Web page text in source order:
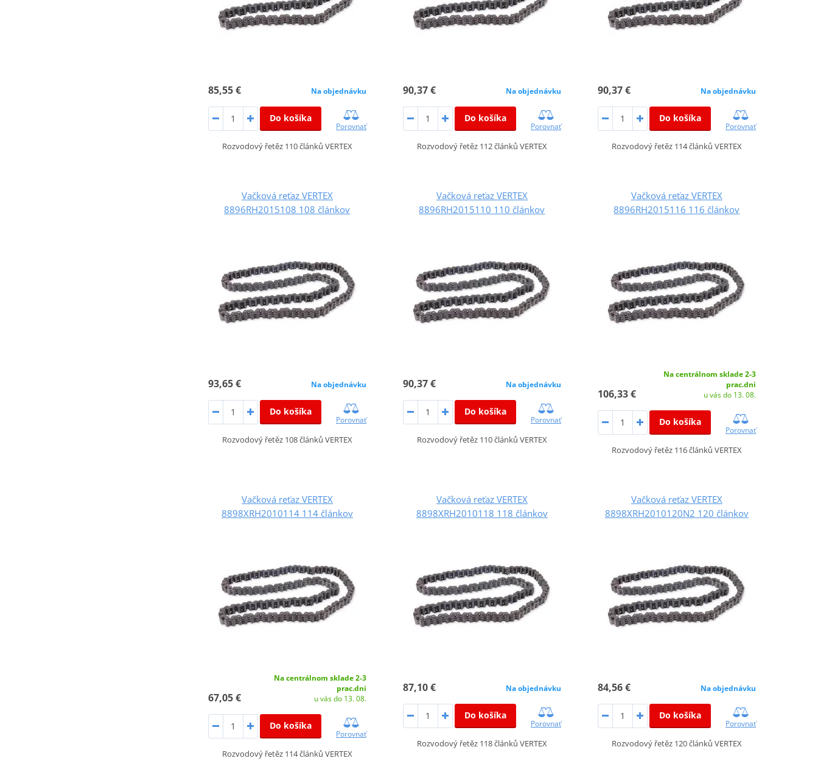
85,55 € Na objednávku
Do košíka
Porovnať
Rozvodový řetěz 110 článků VERTEX
90,37 € Na objednávku
Do košíka
Porovnať
Rozvodový řetěz 112 článků VERTEX
90,37 € Na objednávku
Do košíka
Porovnať
Rozvodový řetěz 114 článků VERTEX
Vačková reťaz VERTEX
8896RH2015108 108 článkov
93,65 € Na objednávku
Do košíka
Porovnať
Rozvodový řetěz 108 článků VERTEX
Vačková reťaz VERTEX
8896RH2015110 110 článkov
90,37 € Na objednávku
Do košíka
Porovnať
Rozvodový řetěz 110 článků VERTEX
Vačková reťaz VERTEX
8896RH2015116 116 článkov
106,33 €
Na centrálnom sklade 2-3
prac.dni
u vás do 13. 08.
Do košíka
Porovnať
Rozvodový řetěz 116 článků VERTEX
Vačková reťaz VERTEX
8898XRH2010114 114 článkov
67,05 €
Na centrálnom sklade 2-3
prac.dni
u vás do 13. 08.
Do košíka
Porovnať
Rozvodový řetěz 114 článků VERTEX
Vačková reťaz VERTEX
8898XRH2010118 118 článkov
87,10 € Na objednávku
Do košíka
Porovnať
Rozvodový řetěz 118 článků VERTEX
Vačková reťaz VERTEX
8898XRH2010120N2 120 článkov
84,56 € Na objednávku
Do košíka
Porovnať
Rozvodový řetěz 120 článků VERTEX